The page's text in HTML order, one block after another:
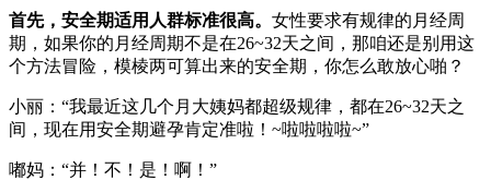
首先，安全期适用人群标准很高。 女性要求有规律的月经周
期，如果你的月经周期不是在26~32天之间，那咱还是别用这
个方法冒险，模棱两可算出来的安全期，你怎么敢放心啪？
小丽：“我最近这几个月大姨妈都超级规律，都在26~32天之
间，现在用安全期避孕肯定准啦！~啦啦啦啦~”
嘟妈：“并！不！是！啊！”